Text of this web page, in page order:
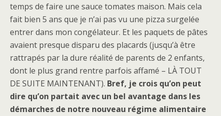
temps de faire une sauce tomates maison. Mais cela
fait bien 5 ans que je n’ai pas vu une pizza surgelée
entrer dans mon congélateur. Et les paquets de pâtes
avaient presque disparu des placards (jusqu’à être
rattrapés par la dure réalité de parents de 2 enfants,
dont le plus grand rentre parfois affamé – LÀ TOUT
DE SUITE MAINTENANT). Bref, je crois qu’on peut
dire qu’on partait avec un bel avantage dans les
démarches de notre nouveau régime alimentaire